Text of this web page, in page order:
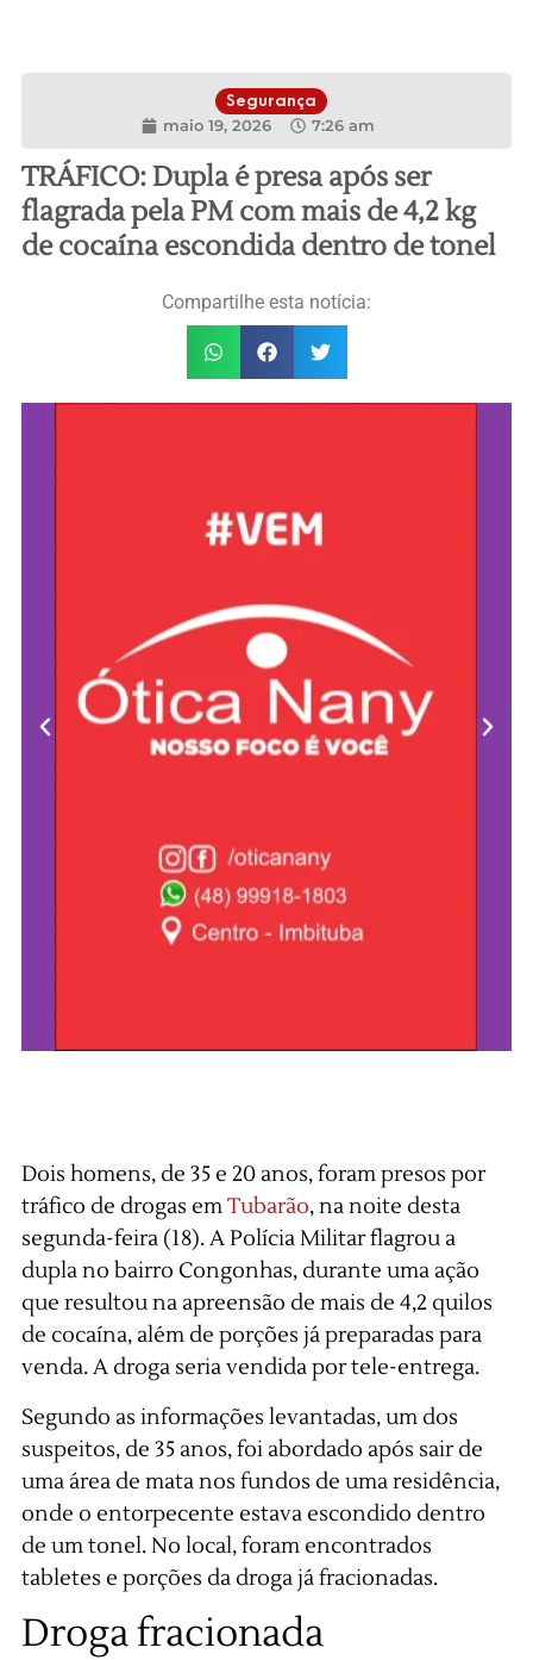
Segurança
maio 19, 2026 7:26 am
TRÁFICO: Dupla é presa após ser
flagrada pela PM com mais de 4,2 kg
de cocaína escondida dentro de tonel
Compartilhe esta notícia:
Dois homens, de 35 e 20 anos, foram presos por
tráfico de drogas emTubarão, na noite desta
segunda-feira (18). A Polícia Militar flagrou a
dupla no bairro Congonhas, durante uma ação
que resultou na apreensão de mais de 4,2 quilos
de cocaína, além de porções já preparadas para
venda. A droga seria vendida por tele-entrega.
Segundo as informações levantadas, um dos
suspeitos, de 35 anos, foi abordado após sair de
uma área de mata nos fundos de uma residência,
onde o entorpecente estava escondido dentro
de um tonel. No local, foram encontrados
tabletes e porções da droga já fracionadas.
Droga fracionada